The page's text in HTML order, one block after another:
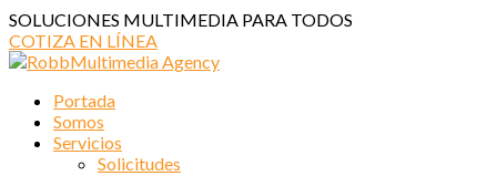
SOLUCIONES MULTIMEDIA PARA TODOS
COTIZA EN LÍNEA
Portada
Somos
Servicios
Solicitudes